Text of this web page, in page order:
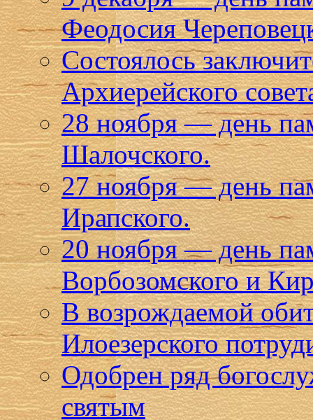
Феодосия
Состоялось
Архиерейского
28 ноября — день
Шалочского.
27 ноября — день
Ирапского.
20 ноября — день
Ворбозомского и
В возрождаемой
Илоезерского
Одобрен ряд
святым